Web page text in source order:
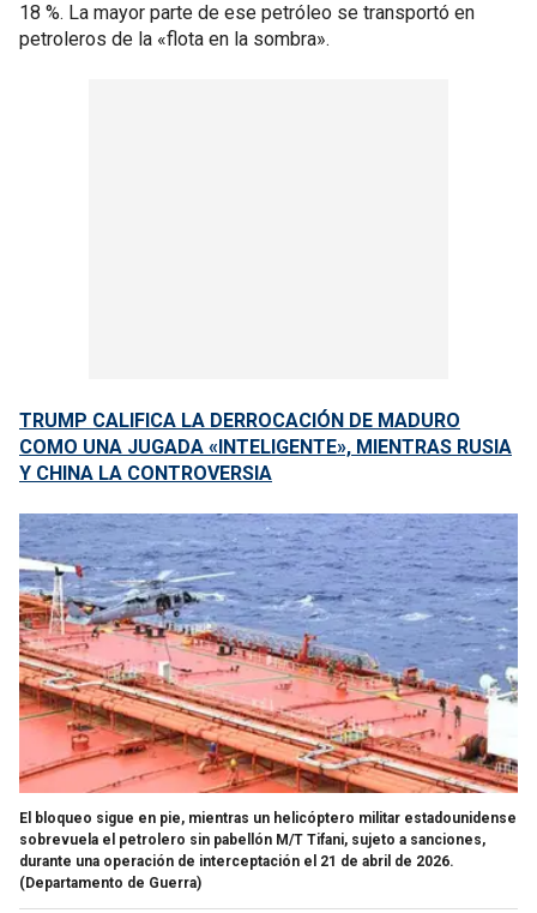
18 %. La mayor parte de ese petróleo se transportó en
petroleros de la «flota en la sombra».
TRUMP CALIFICA LA DERROCACIÓN DE MADURO
COMO UNA JUGADA «INTELIGENTE», MIENTRAS RUSIA
Y CHINA LA CONTROVERSIA
El bloqueo sigue en pie, mientras un helicóptero militar estadounidense
sobrevuela el petrolero sin pabellón M/T Tifani, sujeto a sanciones,
durante una operación de interceptación el 21 de abril de 2026.
(Departamento de Guerra)